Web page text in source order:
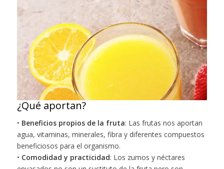
¿Qué aportan?
• Beneficios propios de la fruta: Las frutas nos aportan
agua, vitaminas, minerales, fibra y diferentes compuestos
beneficiosos para el organismo.
• Comodidad y practicidad: Los zumos y néctares